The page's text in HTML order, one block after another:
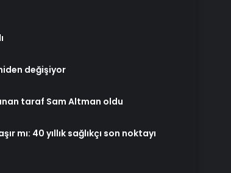
değişiyor
taraf Sam Altman oldu
mı: 40 yıllık sağlıkçı son noktayı